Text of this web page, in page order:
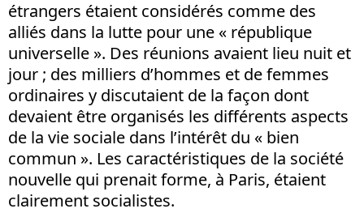
étrangers étaient considérés comme des
alliés dans la lutte pour une « république
universelle ». Des réunions avaient lieu nuit et
jour ; des milliers d’hommes et de femmes
ordinaires y discutaient de la façon dont
devaient être organisés les différents aspects
de la vie sociale dans l’intérêt du « bien
commun ». Les caractéristiques de la société
nouvelle qui prenait forme, à Paris, étaient
clairement socialistes.